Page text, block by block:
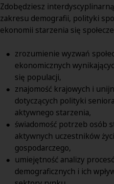
Zdobędziesz
zakresu demografii, polityki
ekonomii starzenia się
zrozumienie wyzwań
ekonomicznych
się populacji,
znajomość krajowych i
dotyczących polityki
aktywnego starzenia,
świadomość potrzeb osób
aktywnych uczestników
gospodarczego,
umiejętność analizy
demograficznych i ich